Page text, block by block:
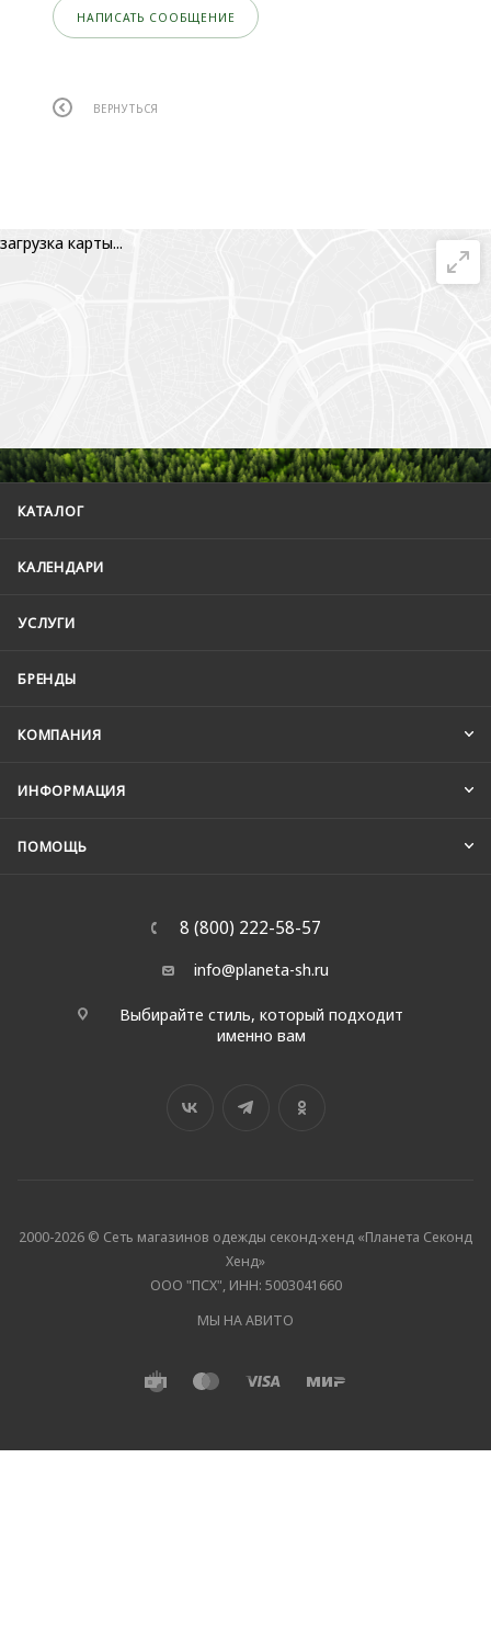
НАПИСАТЬ СООБЩЕНИЕ
ВЕРНУТЬСЯ
загрузка карты...
КАТАЛОГ
КАЛЕНДАРИ
УСЛУГИ
БРЕНДЫ
КОМПАНИЯ
ИНФОРМАЦИЯ
ПОМОЩЬ
8 (800) 222-58-57
info@planeta-sh.ru
Выбирайте стиль, который подходит
именно вам
2000-2026 © Сеть магазинов одежды секонд-хенд «Планета Секонд
Хенд»
ООО "ПСХ", ИНН: 5003041660
МЫ НА АВИТО